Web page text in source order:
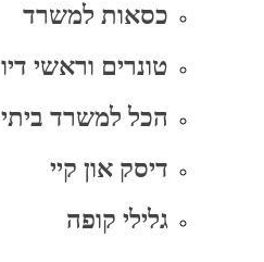
כסאות למשרד
טונרים וראשי דיו
הכל למשרד ביתי
דיסק און קיי
גלילי קופה